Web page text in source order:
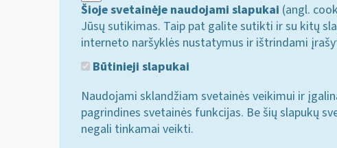
Šioje svetainėje naudojami slapukai (angl.
Jūsų sutikimas. Taip pat galite sutikti ir su kitų
interneto naršyklės nustatymus ir ištrindami
Būtinieji slapukai
Naudojami sklandžiam svetainės veikimui ir
pagrindines svetainės funkcijas. Be šių slapukų
negali tinkamai veikti.